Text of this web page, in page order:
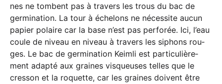
nes ne tom­bent pas à tra­vers les trous du bac de
ger­mi­na­ti­on. La tour à éche­lons ne néces­si­te aucun
papier polai­re car la base n’est pas per­fo­rée. Ici, l’eau
coule de niveau en niveau à tra­vers les siphons rou­
ges. Le bac de ger­mi­na­ti­on Keim­li est par­ti­cu­liè­re­
ment adap­té aux grai­nes vis­queu­ses tel­les que le
cresson et la roquet­te, car les grai­nes doi­vent être